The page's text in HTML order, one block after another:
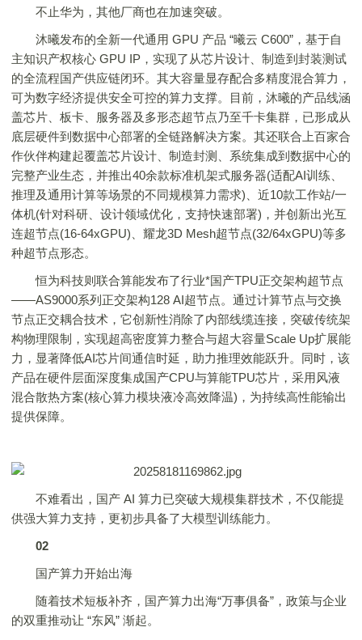
不止华为，其他厂商也在加速突破。
沐曦发布的全新一代通用 GPU 产品 “曦云 C600”，基于自
主知识产权核心 GPU IP，实现了从芯片设计、制造到封装测试
的全流程国产供应链闭环。其大容量显存配合多精度混合算力，
可为数字经济提供安全可控的算力支撑。目前，沐曦的产品线涵
盖芯片、板卡、服务器及多形态超节点乃至千卡集群，已形成从
底层硬件到数据中心部署的全链路解决方案。其还联合上百家合
作伙伴构建起覆盖芯片设计、制造封测、系统集成到数据中心的
完整产业生态，并推出40余款标准机架式服务器(适配AI训练、
推理及通用计算等场景的不同规模算力需求)、近10款工作站/一
体机(针对科研、设计领域优化，支持快速部署)，并创新出光互
连超节点(16-64xGPU)、耀龙3D Mesh超节点(32/64xGPU)等多
种超节点形态。
恒为科技则联合算能发布了行业*国产TPU正交架构超节点
——AS9000系列正交架构128 AI超节点。通过计算节点与交换
节点正交耦合技术，它创新性消除了内部线缆连接，突破传统架
构物理限制，实现超高密度算力整合与超大容量Scale Up扩展能
力，显著降低AI芯片间通信时延，助力推理效能跃升。同时，该
产品在硬件层面深度集成国产CPU与算能TPU芯片，采用风液
混合散热方案(核心算力模块液冷高效降温)，为持续高性能输出
提供保障。
不难看出，国产 AI 算力已突破大规模集群技术，不仅能提
供强大算力支持，更初步具备了大模型训练能力。
02
国产算力开始出海
随着技术短板补齐，国产算力出海“万事俱备”，政策与企业
的双重推动让 “东风” 渐起。